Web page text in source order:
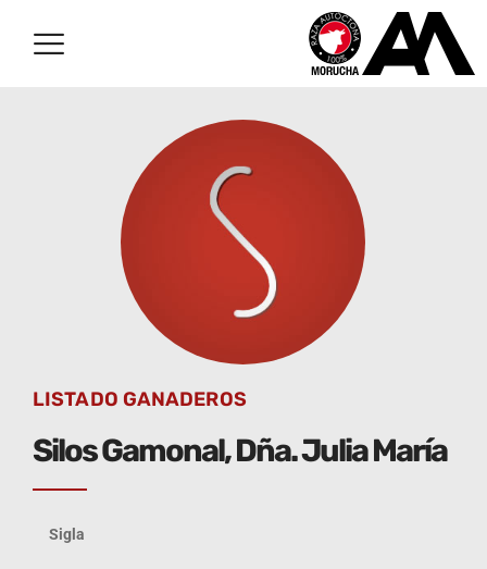
LISTADO GANADEROS
Silos Gamonal, Dña. Julia María
Sigla